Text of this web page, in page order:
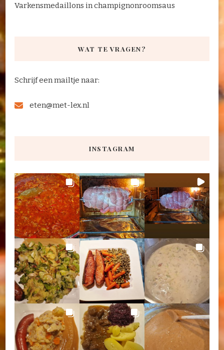
Varkensmedaillons in champignonroomsaus
WAT TE VRAGEN?
Schrijf een mailtje naar:
eten@met-lex.nl
INSTAGRAM